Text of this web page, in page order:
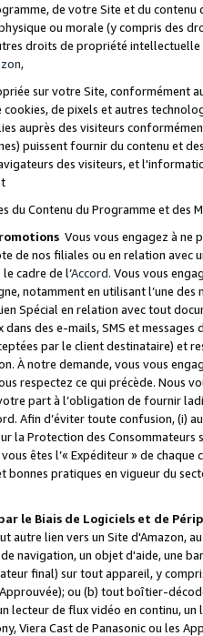
de votre Site et du
ou morale (y compris des
droits de propriété
sur votre Site, conformément
de pixels et autres
auprès des visiteurs
puissent fournir du contenu et
des visiteurs, et
Contenu du Programme et des
Vous vous engagez à ne
de nos filiales ou en relation avec
cadre de l’Accord. Vous vous
notamment en utilisant l’une
Spécial en relation avec tout
dans des e-mails, SMS et
par le client destinataire) et
À notre demande, vous vous
respectez ce qui précède. Nous
part à l’obligation de fournir
Afin d’éviter toute confusion, (i)
la Protection des
êtes l’« Expéditeur » de
bonnes pratiques en vigueur du
le Biais de Logiciels et de
autre lien vers un Site d'Amazon,
navigation, un objet d'aide, une
final) sur tout appareil, y
ou (b) tout boîtier-
lecteur de flux vidéo en continu,
Viera Cast de Panasonic ou les